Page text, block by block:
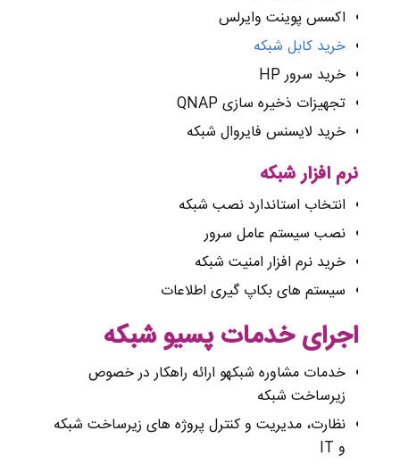
اکسس پوینت وایرلس
خرید کابل شبکه
خرید سرور HP
تجهیزات ذخیره سازی QNAP
خرید لایسنس فایروال شبکه
نرم افزارشبکه
انتخاب استاندارد نصب شبکه
نصب سیستم عامل سرور
خرید نرم افزار امنیت شبکه
سیستم های بکاپ گیری اطلاعات
اجرایخدماتپسیوشبکه
خدمات مشاوره شبکهو ارائه راهکار در خصوص
زیرساخت شبکه
نظارت، مدیریت و کنترل پروژه های زیرساخت شبکه
و IT